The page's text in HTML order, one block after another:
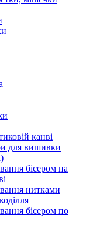
канві
для вишивки
бісером на
нитками
бісером по